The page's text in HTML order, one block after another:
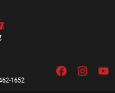
1652